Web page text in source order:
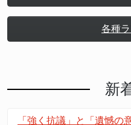
各種
新
「強く抗議」と「遺憾の